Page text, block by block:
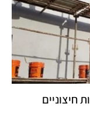
חיצוניים